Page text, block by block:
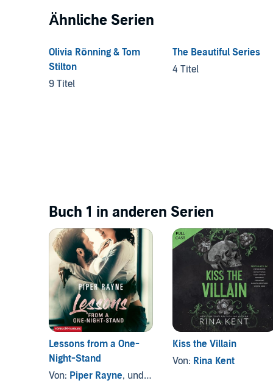
Ähnliche Serien
Olivia Rönning & Tom
Stilton
9 Titel
The Beautiful Series
4 Titel
Buch 1 in anderen Serien
Lessons from a One-
Night-Stand
Von: Piper Rayne, und andere
Kiss the Villain
Von: Rina Kent